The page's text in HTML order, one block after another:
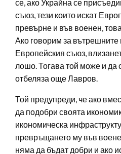
се, ако Украйна се
съюз, тези които искат
превърне и във военен,
Ако говорим за
Европейския съюз,
лошо. Тогава той може и да
отбеляза още Лавров.
Той предупреди, че ако
да подобри своята
икономическа
превръщането му във
няма да бъдат добри и ако